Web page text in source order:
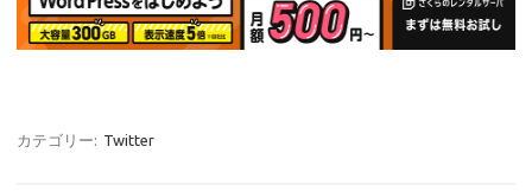
カテゴリー: Twitter